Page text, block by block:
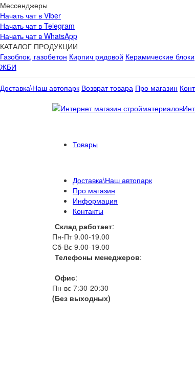
Мессенджеры
Начать чат в Viber
Начать чат в Telegram
Начать чат в WhatsApp
КАТАЛОГ ПРОДУКЦИИ
Газоблок, газобетон Кирпич рядовой Керамические блоки
ЖБИ
Доставка\Наш автопарк Возврат товара Про магазин
Товары
Доставка\Наш автопарк
Про магазин
Информация
Контакты
Склад работает:
Пн-Пт 9.00-19.00
Сб-Вс 9.00-19.00
Телефоны менеджеров:
Офис:
Пн-вс 7:30-20:30
(Без выходных)